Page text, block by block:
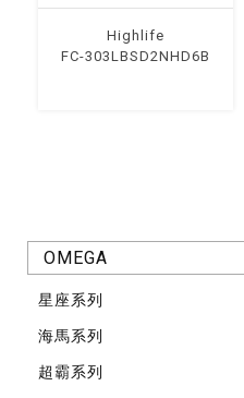
OMEGA
星座系列
海馬系列
超霸系列
Highlife
FC-303LBSD2NHD6B